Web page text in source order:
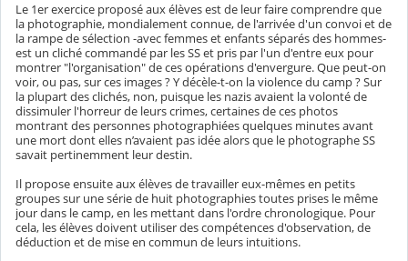
Le 1er exercice proposé aux élèves est de leur faire comprendre que
la photographie, mondialement connue, de l'arrivée d'un convoi et de
la rampe de sélection -avec femmes et enfants séparés des hommes-
est un cliché commandé par les SS et pris par l'un d'entre eux pour
montrer "l'organisation" de ces opérations d'envergure. Que peut-on
voir, ou pas, sur ces images ? Y décèle-t-on la violence du camp ? Sur
la plupart des clichés, non, puisque les nazis avaient la volonté de
dissimuler l'horreur de leurs crimes, certaines de ces photos
montrant des personnes photographiées quelques minutes avant
une mort dont elles n’avaient pas idée alors que le photographe SS
savait pertinemment leur destin.
Il propose ensuite aux élèves de travailler eux-mêmes en petits
groupes sur une série de huit photographies toutes prises le même
jour dans le camp, en les mettant dans l'ordre chronologique. Pour
cela, les élèves doivent utiliser des compétences d'observation, de
déduction et de mise en commun de leurs intuitions.